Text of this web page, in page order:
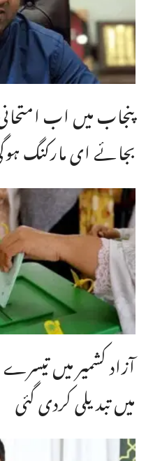
پنجاب میں اب
بجائے ای مارکنگ
آزاد کشمیر میں
میں تبدیلی کردی گئی